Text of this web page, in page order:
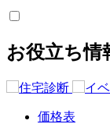
お役立ち情
価格表